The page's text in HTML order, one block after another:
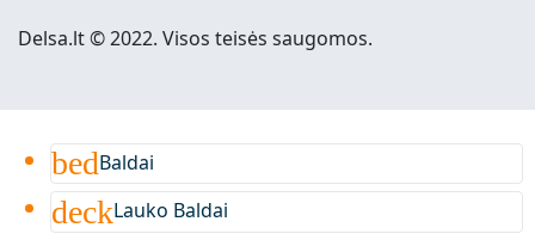
Delsa.lt © 2022. Visos teisės saugomos.
bedBaldai
deckLauko Baldai